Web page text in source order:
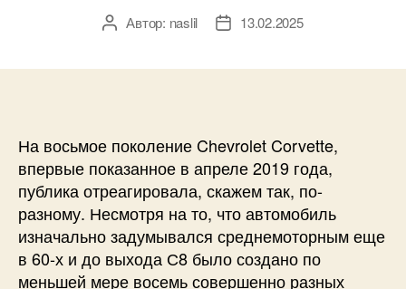
АвторАвтор: naslil
Дата13.02.2025
На восьмое поколение Chevrolet Corvette,
впервые показанное в апреле 2019 года,
публика отреагировала, скажем так, по-
разному. Несмотря на то, что автомобиль
изначально задумывался среднемоторным еще
в 60-х и до выхода С8 было создано по
меньшей мере восемь совершенно разных